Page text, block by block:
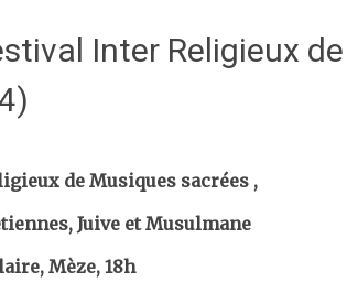
Inter Religieux de
de Musiques sacrées ,
Juive et Musulmane
Mèze, 18h